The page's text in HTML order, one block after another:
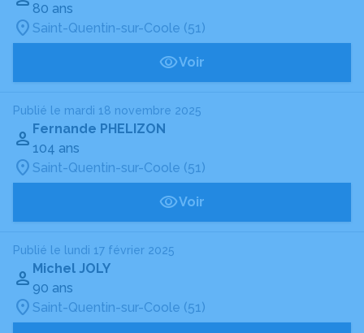
80 ans
Saint-Quentin-sur-Coole (51)
Voir
Publié le mardi 18 novembre 2025
Fernande PHELIZON
104 ans
Saint-Quentin-sur-Coole (51)
Voir
Publié le lundi 17 février 2025
Michel JOLY
90 ans
Saint-Quentin-sur-Coole (51)